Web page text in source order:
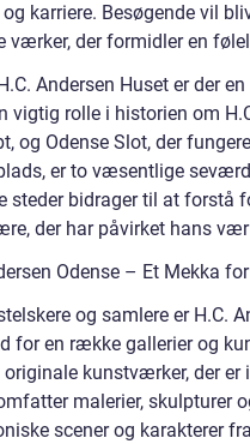
karriere. Besøgende vil
værker, der formidler en
Andersen Huset er der
vigtig rolle i historien om
og Odense Slot, der
er to væsentlige
steder bidrager til at forstå
der har påvirket hans
Odense – Et Mekka
og samlere er H.C.
for en række gallerier og
kunstværker, der er
malerier, skulpturer
scener og karakterer